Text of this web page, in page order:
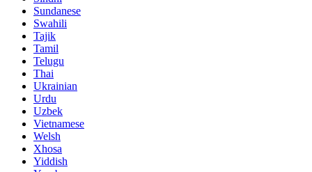
Sundanese
Swahili
Tajik
Tamil
Telugu
Thai
Ukrainian
Urdu
Uzbek
Vietnamese
Welsh
Xhosa
Yiddish